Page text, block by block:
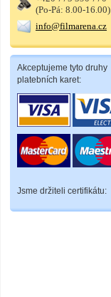
(Po-Pá: 8.00-16.00)
info@filmarena.cz
Akceptujeme tyto druhy
platebních karet:
Jsme držiteli certifikátu: